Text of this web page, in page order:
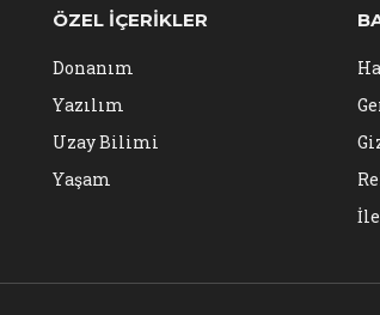
ÖZEL İÇERIKLER
Donanım
Yazılım
Uzay Bilimi
Yaşam